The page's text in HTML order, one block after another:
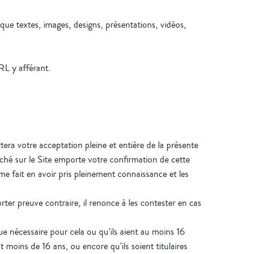
textes, images, designs, présentations, vidéos,
y afférant.
votre acceptation pleine et entière de la présente
sur le Site emporte votre confirmation de cette
fait en avoir pris pleinement connaissance et les
preuve contraire, il renonce à les contester en cas
nécessaire pour cela ou qu’ils aient au moins 16
moins de 16 ans, ou encore qu’ils soient titulaires